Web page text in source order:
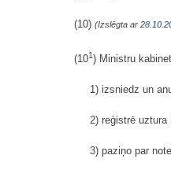
(10) (Izslēgta ar
(101) Ministru
1) izsniedz un
2) reģistrē uztura
3) paziņo par